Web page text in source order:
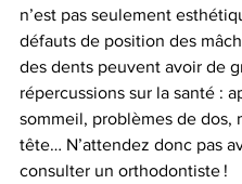
n’est pas seulement
défauts de position des
des dents peuvent avoir de
répercussions sur la santé :
sommeil, problèmes de dos,
tête… N’attendez donc pas
consulter un orthodontiste !